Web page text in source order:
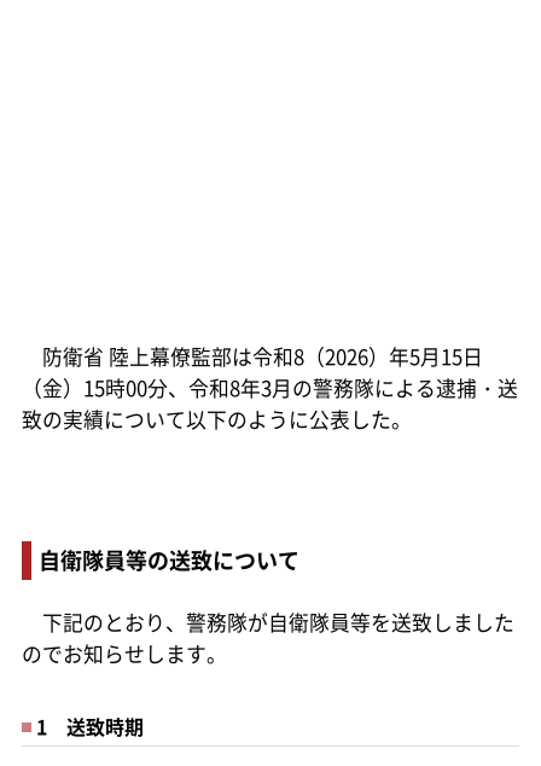
防衛省 陸上幕僚監部は令和8（2026）年5月15日
（金）15時00分、令和8年3月の警務隊による逮捕・送
致の実績について以下のように公表した。
自衛隊員等の送致について
下記のとおり、警務隊が自衛隊員等を送致しました
のでお知らせします。
1 送致時期